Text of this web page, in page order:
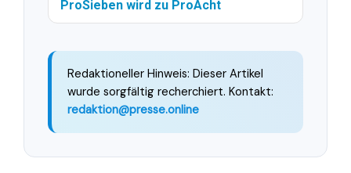
ProSieben wird zu ProAcht
Redaktioneller Hinweis: Dieser Artikel
wurde sorgfältig recherchiert. Kontakt:
redaktion@presse.online